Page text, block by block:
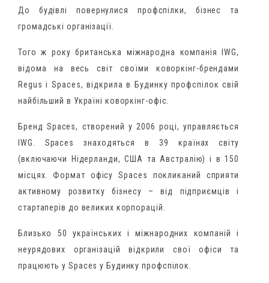
До будівлі повернулися профспілки, бізнес та
громадські організації.
Того ж року британська міжнародна компанія IWG,
відома на весь світ своїми коворкінг-брендами
Regus і Spaces, відкрила в Будинку профспілок свій
найбільший в Україні коворкінг-офіс.
Бренд Spaces, створений у 2006 році, управляється
IWG. Spaces знаходяться в 39 країнах світу
(включаючи Нідерланди, США та Австралію) і в 150
місцях. Формат офісу Spaces покликаний сприяти
активному розвитку бізнесу – від підприємців і
стартаперів до великих корпорацій.
Близько 50 українських і міжнародних компаній і
неурядових організацій відкрили свої офіси та
працюють у Spaces у Будинку профспілок.